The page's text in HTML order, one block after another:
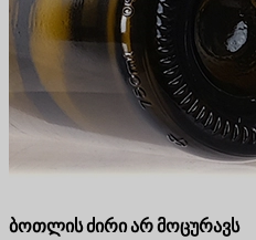
ბოთლის ძირი არ მოცურავს